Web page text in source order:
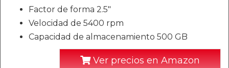
Factor de forma 2.5"
Velocidad de 5400 rpm
Capacidad de almacenamiento 500 GB
Ver precios en Amazon